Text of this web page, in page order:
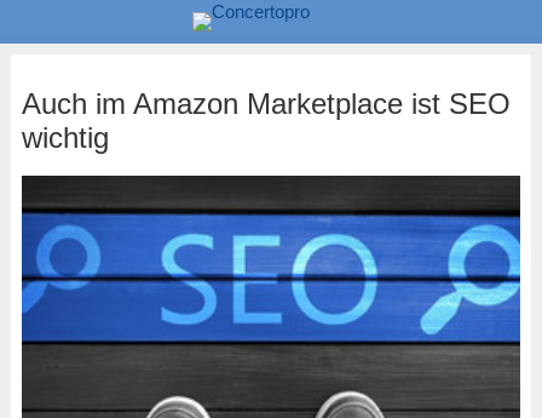
Auch im Amazon Marketplace ist SEO
wichtig